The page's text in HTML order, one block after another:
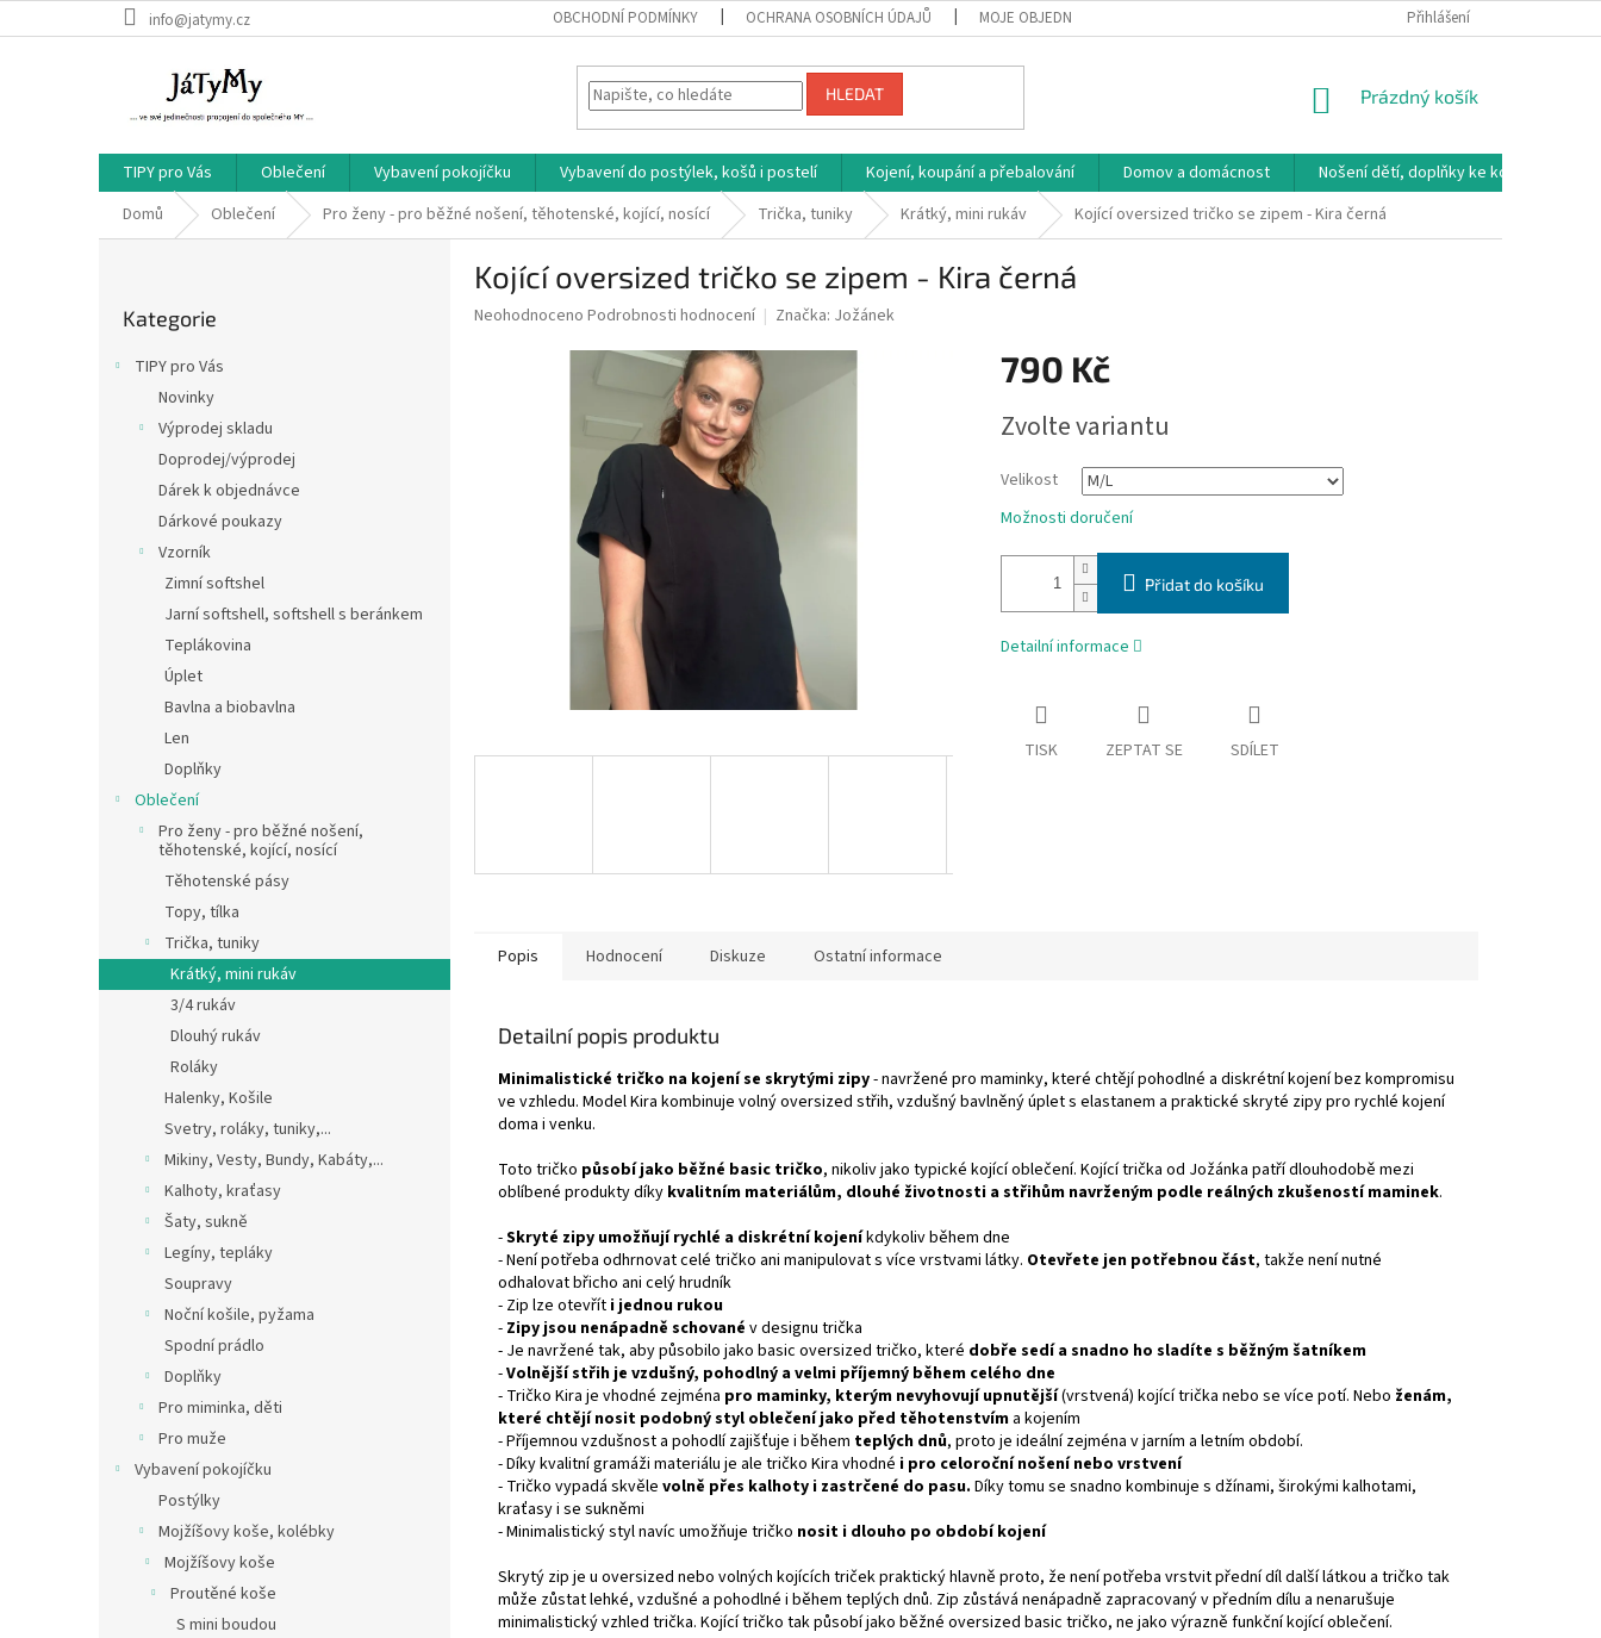
na
info@jatymy.cz OBCHODNÍ PODMÍNKY OCHRANA OSOBNÍCH ÚDAJŮ MOJE OBJEDNÁVKA DOPRAVA, PLATBY A
Přihlášení
HLEDAT
NÁKUPNÍ
Prázdný košík
TIPY pro Vás Oblečení Vybavení pokojíčku Vybavení do postýlek, košů i postelí Kojení, koupání a přebalování Domov a domácnost
Nošení dětí, doplňky ke kočárkům
Domů
Oblečení Pro ženy - pro běžné nošení, těhotenské, kojící, nosící Trička, tuniky Krátký, mini rukáv Kojící oversized tričko se zipem - Kira černá
kategorie
Kategorie
TIPY pro Vás
Novinky
Výprodej skladu
Doprodej/výprodej
Dárek k objednávce
Dárkové poukazy
Vzorník
Zimní softshel
Jarní softshell, softshell s beránkem
Teplákovina
Úplet
Bavlna a biobavlna
Len
Doplňky
Oblečení
Pro ženy - pro běžné nošení,
těhotenské, kojící, nosící
Těhotenské pásy
Topy, tílka
Trička, tuniky
Krátký, mini rukáv
3/4 rukáv
Dlouhý rukáv
Roláky
Halenky, Košile
Svetry, roláky, tuniky,...
Mikiny, Vesty, Bundy, Kabáty,...
Kalhoty, kraťasy
Šaty, sukně
Legíny, tepláky
Soupravy
Noční košile, pyžama
Spodní prádlo
Doplňky
Pro miminka, děti
Pro muže
Vybavení pokojíčku
Postýlky
Mojžíšovy koše, kolébky
Mojžíšovy koše
Proutěné koše
S mini boudou
Kojící oversized tričko se zipem - Kira černá
Průměrné
Neohodnoceno Podrobnosti hodnocení Značka: Jožánek
790 Kč
cena:
Zvolte variantu
Velikost
Možnosti doručení
Přidat do košíku
Detailní informace
TISK ZEPTAT SE SDÍLET
Popis Hodnocení Diskuze Ostatní informace
Detailní popis produktu
Minimalistické tričko na kojení se skrytými zipy- navržené pro maminky, které chtějí pohodlné a diskrétní kojení bez kompromisu
ve vzhledu. Model Kira kombinuje volný oversized střih, vzdušný bavlněný úplet s elastanem a praktické skryté zipy pro rychlé kojení
doma i venku.
Toto tričko působí jako běžné basic tričko, nikoliv jako typické kojící oblečení. Kojící trička od Jožánka patří dlouhodobě mezi
oblíbené produkty díky kvalitním materiálům, dlouhé životnosti a střihům navrženým podle reálných zkušeností maminek.
-Skryté zipy umožňují rychlé a diskrétní kojeníkdykoliv během dne
- Není potřeba odhrnovat celé tričko ani manipulovat s více vrstvami látky. Otevřete jen potřebnou část, takže není nutné
odhalovat břicho ani celý hrudník
- Zip lze otevřít i jednou rukou
- Zipy jsou nenápadně schované v designu trička
- Je navržené tak, aby působilo jako basic oversized tričko, které dobře sedí a snadno ho sladíte s běžným šatníkem
-Volnější střih je vzdušný, pohodlný a velmi příjemný během celého dne
- Tričko Kira je vhodné zejména pro maminky, kterým nevyhovují upnutější(vrstvená) kojící trička nebo se více potí. Nebo ženám,
které chtějí nosit podobný styl oblečení jako před těhotenstvím a kojením
- Příjemnou vzdušnost a pohodlí zajišťuje i během teplých dnů, proto je ideální zejména v jarním a letním období.
- Díky kvalitní gramáži materiálu je ale tričko Kira vhodné i pro celoroční nošení nebo vrstvení
- Tričko vypadá skvěle volně přes kalhoty i zastrčené do pasu. Díky tomu se snadno kombinuje s džínami, širokými kalhotami,
kraťasy i se sukněmi
- Minimalistický styl navíc umožňuje tričko nosit i dlouho po období kojení
Skrytý zip je u oversized nebo volných kojících triček praktický hlavně proto, že není potřeba vrstvit přední díl další látkou a tričko tak
může zůstat lehké, vzdušné a pohodlné i během teplých dnů. Zip zůstává nenápadně zapracovaný v předním dílu a nenarušuje
minimalistický vzhled trička. Kojící tričko tak působí jako běžné oversized basic tričko, ne jako výrazně funkční kojící oblečení.